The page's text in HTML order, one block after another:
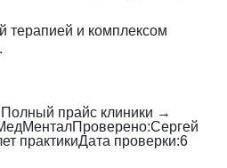
терапией и комплексом
Полный прайс клиники →
Проверено:Сергей
практикиДата проверки:6